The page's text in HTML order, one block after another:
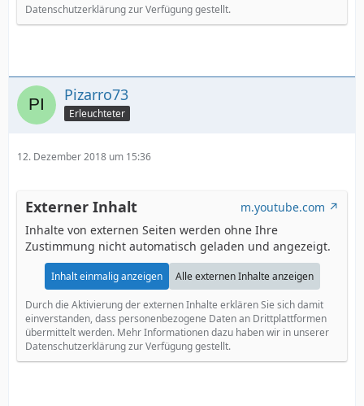
Datenschutzerklärung zur Verfügung gestellt.
Pizarro73
Erleuchteter
12. Dezember 2018 um 15:36
Externer Inhalt
m.youtube.com
Inhalte von externen Seiten werden ohne Ihre
Zustimmung nicht automatisch geladen und angezeigt.
Inhalt einmalig anzeigen Alle externen Inhalte anzeigen
Durch die Aktivierung der externen Inhalte erklären Sie sich damit
einverstanden, dass personenbezogene Daten an Drittplattformen
übermittelt werden. Mehr Informationen dazu haben wir in unserer
Datenschutzerklärung zur Verfügung gestellt.